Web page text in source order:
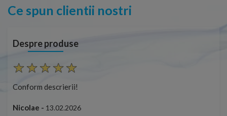
Ce spun clientii nostri
Despre produse
Conform descrierii!
Nicolae - 13.02.2026